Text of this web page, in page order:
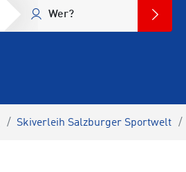
Wer?
Skiverleih Salzburger Sportwelt